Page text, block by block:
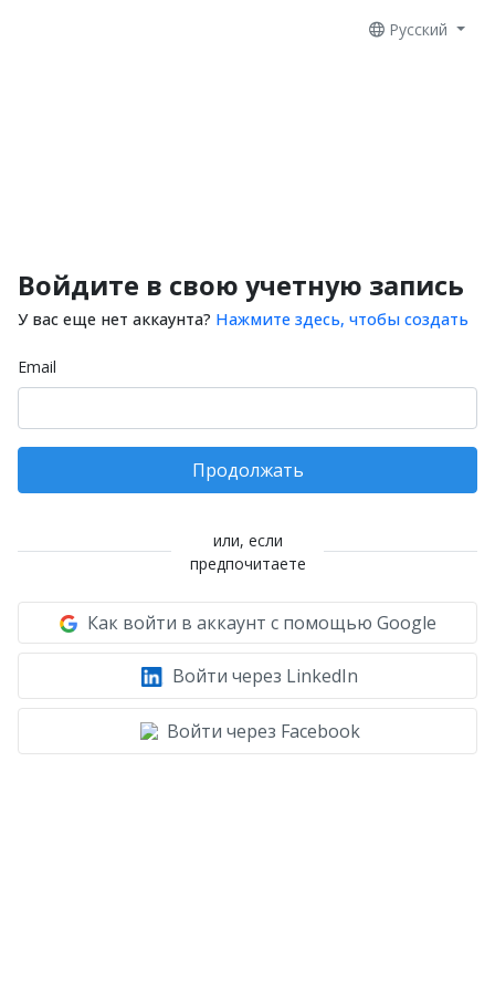
Русский
Войдите в свою учетную запись
У вас еще нет аккаунта? Нажмите здесь, чтобы создать
Email
Продолжать
или, если
предпочитаете
Как войти в аккаунт с помощью Google
Войти через LinkedIn
Войти через Facebook